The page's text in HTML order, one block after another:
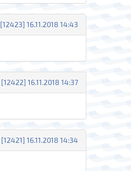
[12423] 16.11.2018 14:43
[12422] 16.11.2018 14:37
[12421] 16.11.2018 14:34